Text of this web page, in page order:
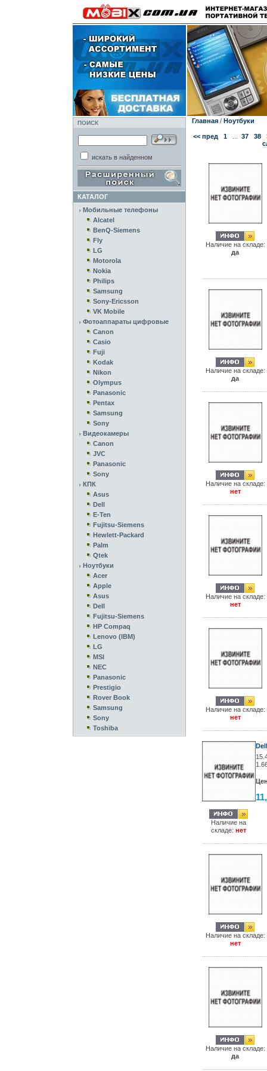
ПОИСК
искать в найденном
КАТАЛОГ
Мобильные телефоны
Alcatel
BenQ-Siemens
Fly
LG
Motorola
Nokia
Philips
Samsung
Sony-Ericsson
VK Mobile
Фотоаппараты цифровые
Canon
Casio
Fuji
Kodak
Nikon
Olympus
Panasonic
Pentax
Samsung
Sony
Видеокамеры
Canon
JVC
Panasonic
Sony
КПК
Asus
Dell
E-Ten
Fujitsu-Siemens
Hewlett-Packard
Palm
Qtek
Ноутбуки
Acer
Apple
Asus
Dell
Fujitsu-Siemens
HP Compaq
Lenovo (IBM)
LG
MSI
NEC
Panasonic
Prestigio
Rover Book
Samsung
Sony
Toshiba
Главная/ Ноутбуки
<< пред 1... 37 38
Наличие на складе:
да
Наличие на складе:
да
Наличие на складе:
нет
Наличие на складе:
нет
Наличие на складе:
нет
Наличие на
складе: нет
Наличие на складе:
нет
Наличие на складе:
да